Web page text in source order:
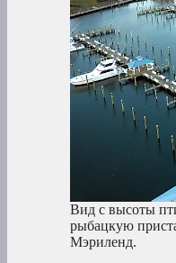
Вид с высоты
рыбацкую
Мэриленд.